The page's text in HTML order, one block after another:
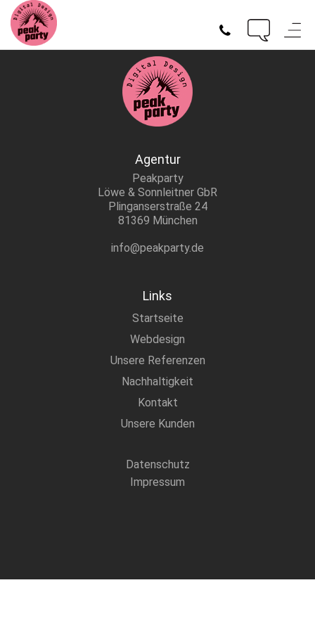
Agentur
Peakparty
Löwe & Sonnleitner GbR
Plinganserstraße 24
81369 München
info@peakparty.de
Links
Startseite
Webdesign
Unsere Referenzen
Nachhaltigkeit
Kontakt
Unsere Kunden
Datenschutz
Impressum